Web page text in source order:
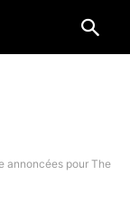
annoncées pour The